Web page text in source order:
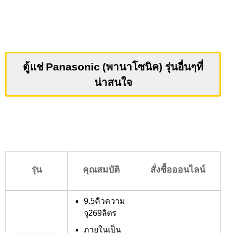
ตู้แช่ Panasonic (พานาโซนิค) รุ่นอื่นๆที่
น่าสนใจ
รุ่น คุณสมบัติ สั่งซื้อออนไลน์
9.5คิวความ
จุ269ลิตร
ภายในเป็น